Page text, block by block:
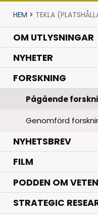
HEM > TEKLA
OM UTLYSNINGAR
NYHETER.
FORSKNING.
Pågående
Genomförd
NYHETSBREV
FILM
PODDEN OM
STRATEGIC